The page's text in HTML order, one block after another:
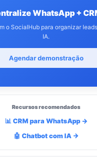
WhatsApp +
o SocialHub para organizar
IA.
Agendar demonstração
Recursos recomendados
📊 CRM para WhatsApp →
🤖 Chatbot com IA →